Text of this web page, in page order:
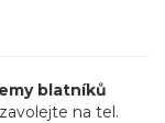
blatníků
na tel.